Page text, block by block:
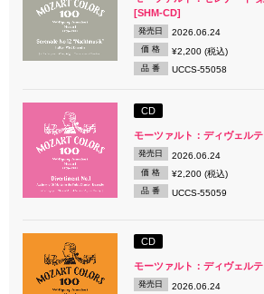
[SHM-CD]
発売日 2026.06.24
価 格 ¥2,200 (税込)
品 番 UCCS-55058
CD
モーツァルト：ディヴェル
発売日 2026.06.24
価 格 ¥2,200 (税込)
品 番 UCCS-55059
CD
モーツァルト：ディヴェル
発売日 2026.06.24